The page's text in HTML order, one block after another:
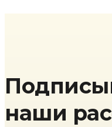
наши